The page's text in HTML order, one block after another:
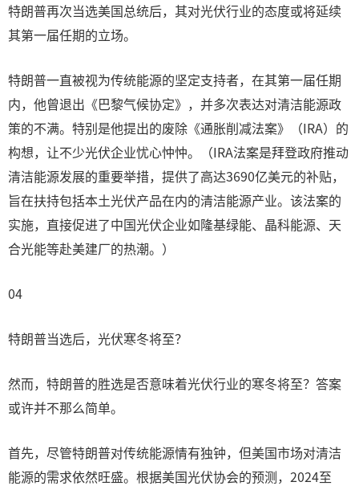
特朗普再次当选美国总统后，其对光伏行业的态度或将延续
其第一届任期的立场。
特朗普一直被视为传统能源的坚定支持者，在其第一届任期
内，他曾退出《巴黎气候协定》，并多次表达对清洁能源政
策的不满。特别是他提出的废除《通胀削减法案》（IRA）的
构想，让不少光伏企业忧心忡忡。（IRA法案是拜登政府推动
清洁能源发展的重要举措，提供了高达3690亿美元的补贴，
旨在扶持包括本土光伏产品在内的清洁能源产业。该法案的
实施，直接促进了中国光伏企业如隆基绿能、晶科能源、天
合光能等赴美建厂的热潮。）
04
特朗普当选后，光伏寒冬将至？
然而，特朗普的胜选是否意味着光伏行业的寒冬将至？答案
或许并不那么简单。
首先，尽管特朗普对传统能源情有独钟，但美国市场对清洁
能源的需求依然旺盛。根据美国光伏协会的预测，2024至